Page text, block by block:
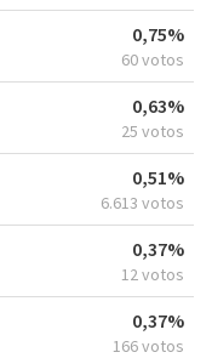
0,75%
60 votos
0,63%
25 votos
0,51%
6.613 votos
0,37%
12 votos
0,37%
166 votos